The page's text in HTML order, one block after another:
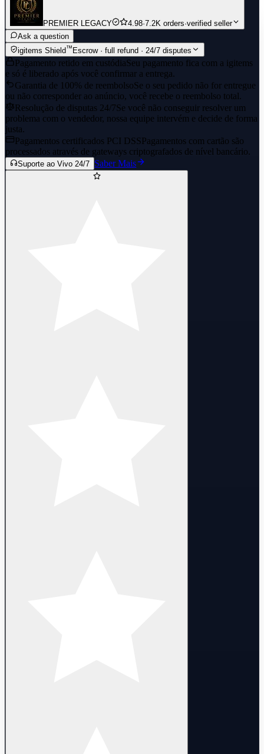
PREMIER LEGACY 4.98·7.2K orders·verified seller
Ask a question
igitems Shield™ Escrow · full refund · 24/7 disputes
Pagamento retido em custódiaSeu pagamento fica com a igitems
e só é liberado após você confirmar a entrega.
Garantia de 100% de reembolsoSe o seu pedido não for entregue
ou não corresponder ao anúncio, você recebe o reembolso total.
Resolução de disputas 24/7Se você não conseguir resolver um
problema com o vendedor, nossa equipe intervém e decide de forma
justa.
Pagamentos certificados PCI DSSPagamentos com cartão são
processados através de gateways criptografados de nível bancário.
Suporte ao Vivo 24/7 Saber Mais